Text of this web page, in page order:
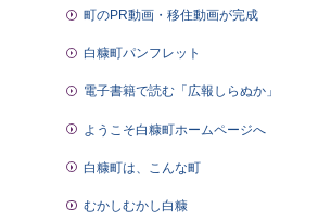
町のPR動画・移住動画が完成
白糠町パンフレット
電子書籍で読む「広報しらぬか」
ようこそ白糠町ホームページへ
白糠町は、こんな町
むかしむかし白糠